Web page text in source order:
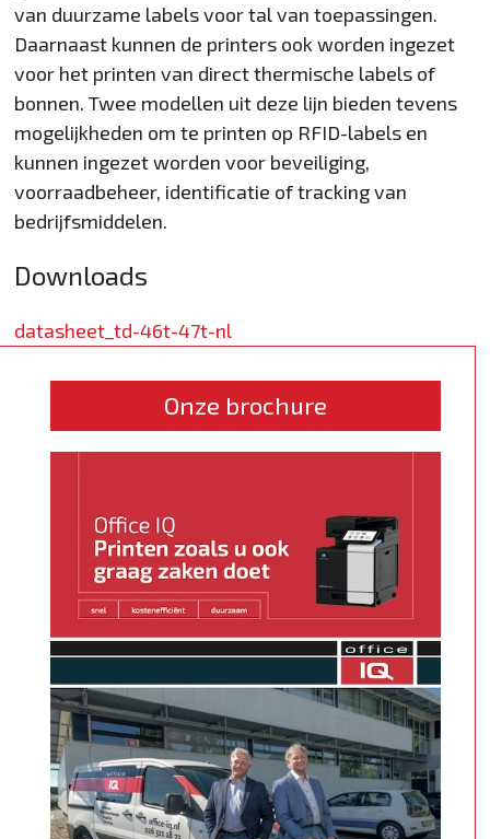
Onze brochure
van duurzame labels voor tal van toepassingen.
Daarnaast kunnen de printers ook worden ingezet
voor het printen van direct thermische labels of
bonnen. Twee modellen uit deze lijn bieden tevens
mogelijkheden om te printen op RFID-labels en
kunnen ingezet worden voor beveiliging,
voorraadbeheer, identificatie of tracking van
bedrijfsmiddelen.
Downloads
datasheet_td-46t-47t-nl